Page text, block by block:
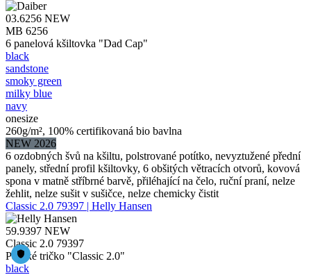
03.6256 NEW
MB 6256
6 panelová kšiltovka "Dad Cap"
black
sandstone
smoky green
milky blue
navy
onesize
260g/m², 100% certifikovaná bio bavlna
NEW 2026
6 ozdobných švů na kšiltu, polstrované potítko, nevyztužené přední
panely, střední profil kšiltovky, 6 obšitých větracích otvorů, kovová
spona v matně stříbrné barvě, přiléhající na čelo, ruční praní, nelze
žehlit, nelze sušit v sušičce, nelze chemicky čistit
Classic 2.0 79397 | Helly Hansen
59.9397 NEW
Classic 2.0 79397
Pánské tričko "Classic 2.0"
black